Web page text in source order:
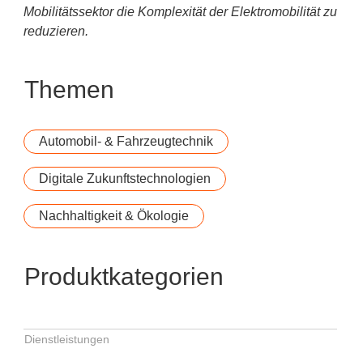
Mobilitätssektor die Komplexität der Elektromobilität zu
reduzieren.
Themen
Automobil- & Fahrzeugtechnik
Digitale Zukunftstechnologien
Nachhaltigkeit & Ökologie
Produktkategorien
Dienstleistungen